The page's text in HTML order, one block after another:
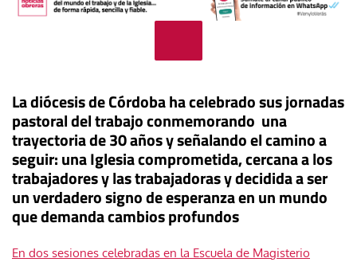
La diócesis de Córdoba ha celebrado sus jornadas
pastoral del trabajoconmemorando una
trayectoria de 30 años y señalando el camino a
seguir: una Iglesia comprometida, cercana a los
trabajadores y las trabajadoras y decidida a ser
un verdadero signo de esperanza en un mundo
que demanda cambios profundos
En dos sesiones celebradas en la Escuela de Magisterio